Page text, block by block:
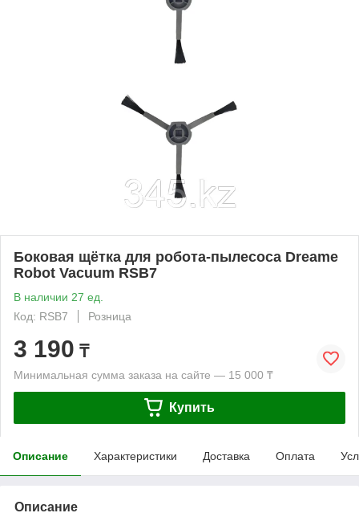
Боковая щётка для робота-пылесоса Dreame
Robot Vacuum RSB7
В наличии 27 ед.
Код: RSB7
Розница
3 190 ₸
Минимальная сумма заказа на сайте — 15 000 ₸
Купить
Описание Характеристики Доставка Оплата
Описание